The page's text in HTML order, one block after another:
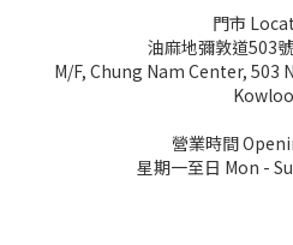
門市
油麻地彌敦道503
M/F, Chung Nam Center, 503
營業時間
星期一至日 Mon -